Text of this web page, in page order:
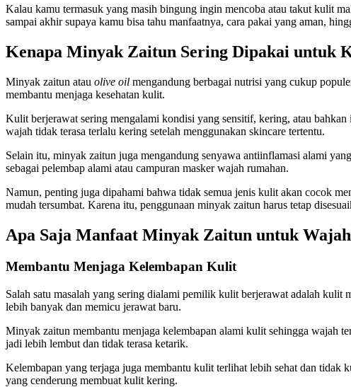
Kalau kamu termasuk yang masih bingung ingin mencoba atau takut kulit
sampai akhir supaya kamu bisa tahu manfaatnya, cara pakai yang aman,
Kenapa Minyak Zaitun Sering Dipakai untuk
Minyak zaitun atau olive oil mengandung berbagai nutrisi yang cukup
membantu menjaga kesehatan kulit.
Kulit berjerawat sering mengalami kondisi yang sensitif, kering, atau
wajah tidak terasa terlalu kering setelah menggunakan skincare tertentu.
Selain itu, minyak zaitun juga mengandung senyawa antiinflamasi alami
sebagai pelembap alami atau campuran masker wajah rumahan.
Namun, penting juga dipahami bahwa tidak semua jenis kulit akan cocok
mudah tersumbat. Karena itu, penggunaan minyak zaitun harus tetap
Apa Saja Manfaat Minyak Zaitun untuk
Membantu Menjaga Kelembapan Kulit
Salah satu masalah yang sering dialami pemilik kulit berjerawat adalah
lebih banyak dan memicu jerawat baru.
Minyak zaitun membantu menjaga kelembapan alami kulit sehingga wajah
jadi lebih lembut dan tidak terasa ketarik.
Kelembapan yang terjaga juga membantu kulit terlihat lebih sehat dan tidak
yang cenderung membuat kulit kering.